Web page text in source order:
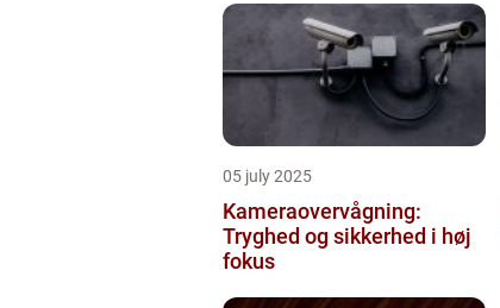
05 july 2025
Kameraovervågning:
Tryghed og sikkerhed i høj
fokus